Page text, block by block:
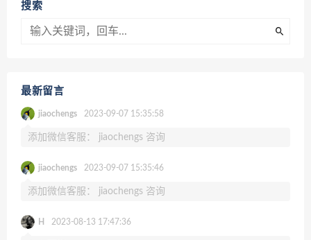
搜索
最新留言
jiaochengs 2023-09-07 15:35:58
添加微信客服： jiaochengs 咨询
jiaochengs 2023-09-07 15:35:46
添加微信客服： jiaochengs 咨询
H 2023-08-13 17:47:36